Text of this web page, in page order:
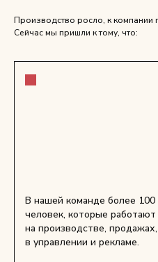
Производство росло, к компании
Сейчас мы пришли к тому, что:
В нашей команде более 100
человек, которые работают
на производстве, продажах,
в управлении и рекламе.